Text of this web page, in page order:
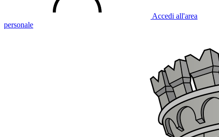
Accedi all'area
personale